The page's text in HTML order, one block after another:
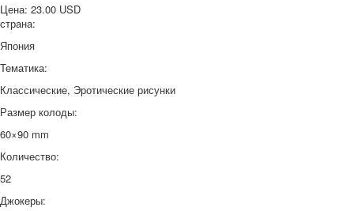
Цена: 23.00 USD
страна:
Япония
Тематика:
Классические, Эротические рисунки
Размер колоды:
60×90 mm
Количество:
52
Джокеры: